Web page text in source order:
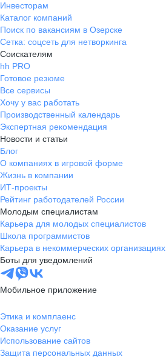
Инвесторам
Каталог компаний
Поиск по вакансиям в Озерске
Сетка: соцсеть для нетворкинга
Соискателям
hh PRO
Готовое резюме
Все сервисы
Хочу у вас работать
Производственный календарь
Экспертная рекомендация
Новости и статьи
Блог
О компаниях в игровой форме
Жизнь в компании
ИТ-проекты
Рейтинг работодателей России
Молодым специалистам
Карьера для молодых специалистов
Школа программистов
Карьера в некоммерческих организациях
Боты для уведомлений
Мобильное приложение
Этика и комплаенс
Оказание услуг
Использование сайтов
Защита персональных данных